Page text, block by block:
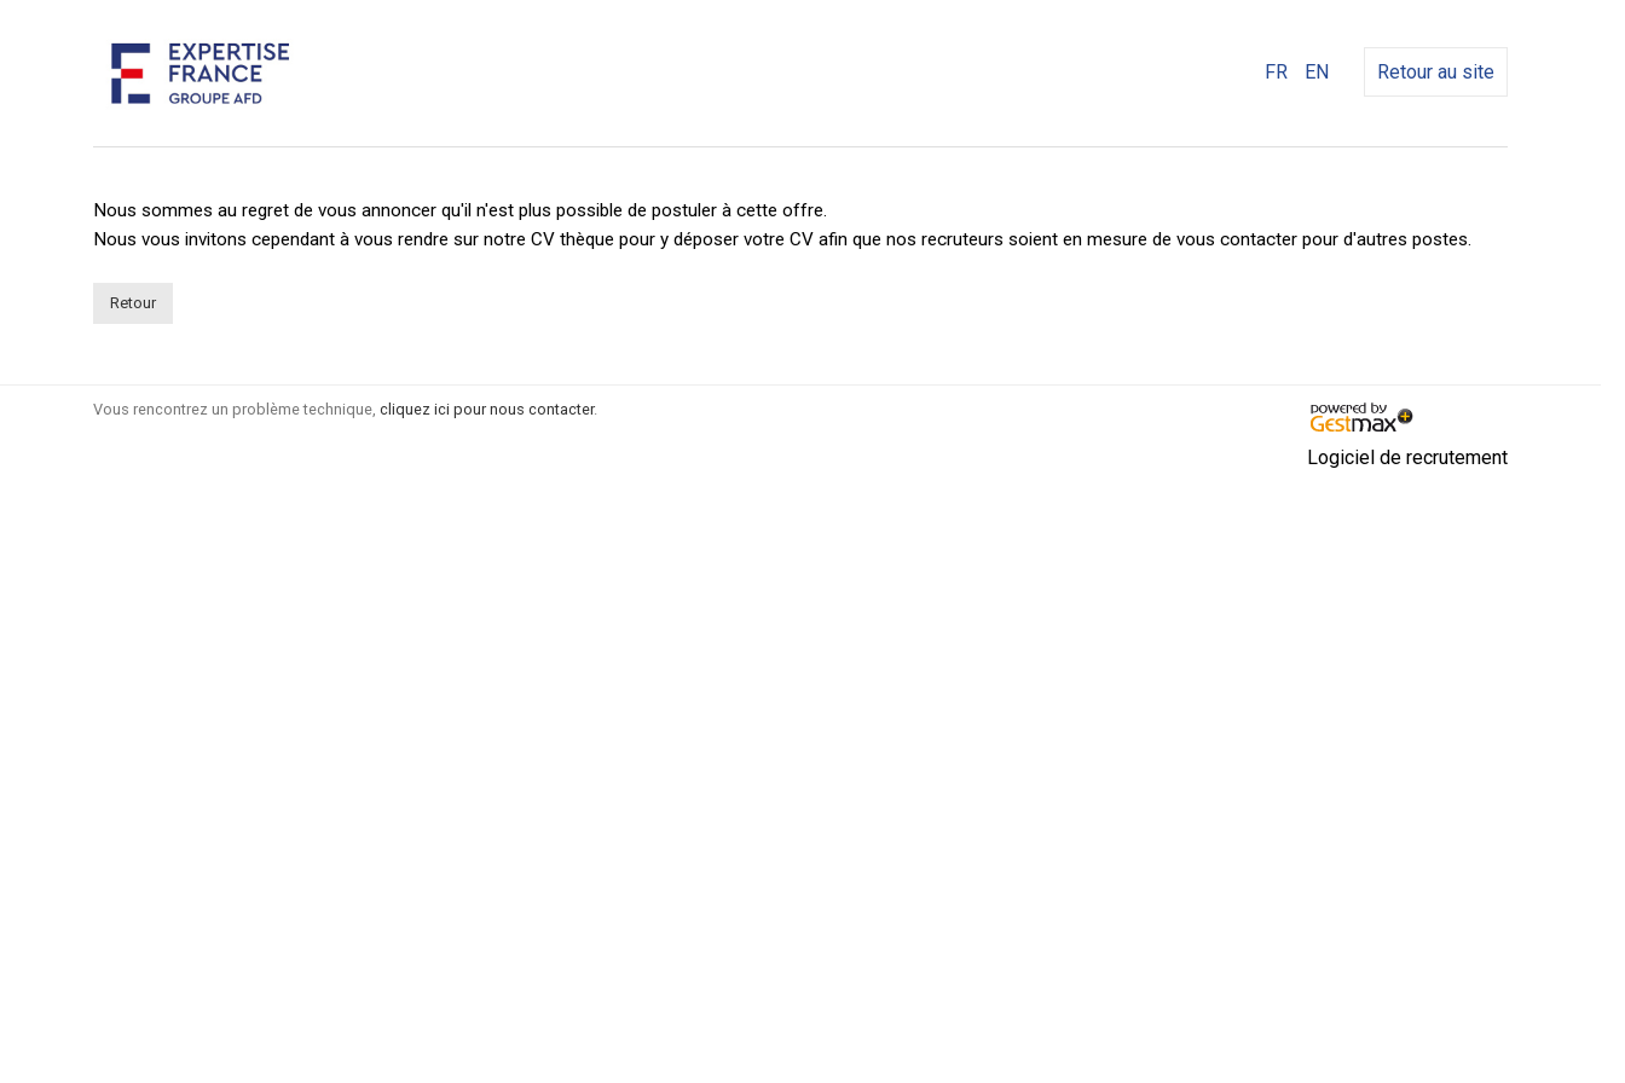
FR EN Retour au site
Nous sommes au regret de vous annoncer qu'il n'est plus possible de postuler à cette offre.
Nous vous invitons cependant à vous rendre sur notre CV thèque pour y déposer votre CV afin que nos recruteurs soient en mesure de vous contacter pour d'autres postes.
Retour
Vous rencontrez un problème technique, cliquez ici pour nous contacter.
Logiciel de recrutement